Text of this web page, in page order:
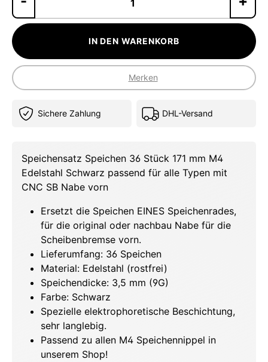
IN DEN WARENKORB
Merken
Sichere Zahlung DHL-Versand
Speichensatz Speichen 36 Stück 171 mm M4
Edelstahl Schwarz passend für alle Typen mit
CNC SB Nabe vorn
Ersetzt die Speichen EINES Speichenrades,
für die original oder nachbau Nabe für die
Scheibenbremse vorn.
Lieferumfang: 36 Speichen
Material: Edelstahl (rostfrei)
Speichendicke: 3,5 mm (9G)
Farbe: Schwarz
Spezielle elektrophoretische Beschichtung,
sehr langlebig.
Passend zu allen M4 Speichennippel in
unserem Shop!